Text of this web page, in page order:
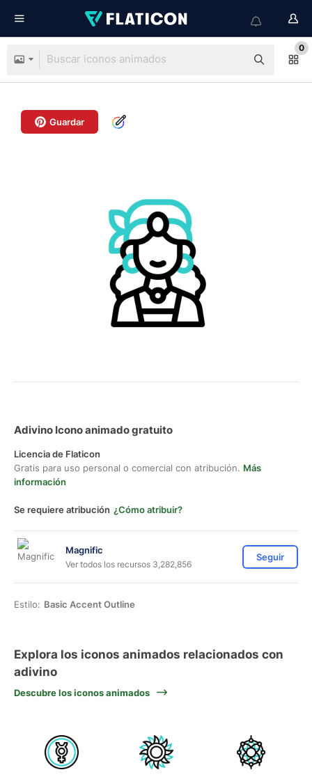
0
Guardar
Adivino Icono animado gratuito
Licencia de Flaticon
Gratis para uso personal o comercial con atribución. Más
información
Se requiere atribución ¿Cómo atribuir?
Magnific
Ver todos los recursos 3,282,856
Seguir
Estilo: Basic Accent Outline
Explora los iconos animados relacionados con
adivino
Descubre los iconos animados